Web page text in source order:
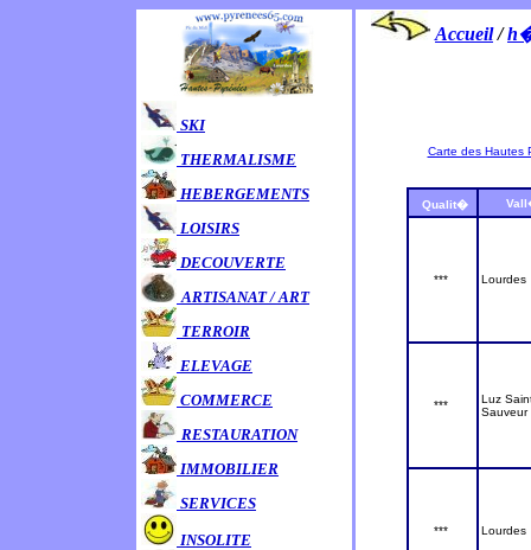
SKI
THERMALISME
HEBERGEMENTS
LOISIRS
DECOUVERTE
ARTISANAT / ART
TERROIR
ELEVAGE
COMMERCE
RESTAURATION
IMMOBILIER
SERVICES
INSOLITE
Accueil/
Carte des
Qualit�
*** Lourdes
***
Luz
Sauveur
*** Lourdes